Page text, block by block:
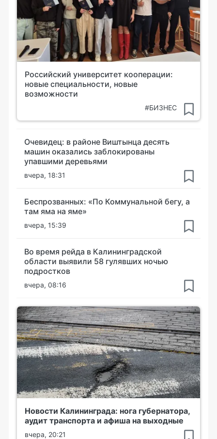
Российский университет кооперации:
новые специальности, новые
возможности
#БИЗНЕС
Очевидец: в районе Виштынца десять
машин оказались заблокированы
упавшими деревьями
вчера, 18:31
Беспрозванных: «По Коммунальной бегу, а
там яма на яме»
вчера, 15:39
Во время рейда в Калининградской
области выявили 58 гулявших ночью
подростков
вчера, 08:16
Новости Калининграда: нога губернатора,
аудит транспорта и афиша на выходные
вчера, 20:21